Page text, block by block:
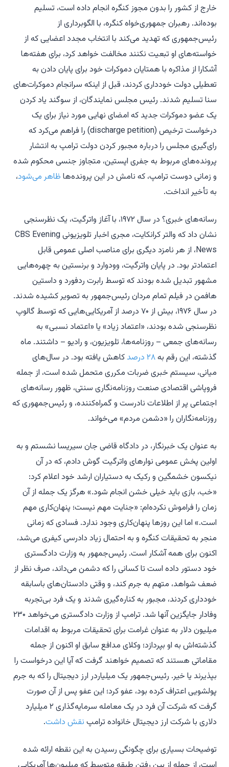
خارج از کشور را بدون مجوز کنگره انجام داده است، تسلیم
بوده‌اند. رهبران جمهوری‌خواه کنگره، با الگوبرداری از
رئیس‌جمهوری که تهدید می‌کند با انتخاب مجدد اعضایی که از
خواسته‌های او تبعیت نکنند مخالفت خواهد کرد، برای هفته‌ها
آشکارا از مذاکره با همتایان دموکرات خود برای پایان دادن به
تعطیلی دولت خودداری کردند، قبل از اینکه سرانجام دموکرات‌های
سنا تسلیم شدند. رئیس مجلس نمایندگان، از سوگند یاد کردن
یک عضو دموکرات جدید که امضای نهایی مورد نیاز برای یک
درخواست ترخیص (discharge petition) را فراهم می‌کرد که
رای‌گیری مجلس را درباره مجبور کردن دولت ترامپ به انتشار
پرونده‌های مربوط به جفری اپستین، متجاوز جنسی محکوم شده
و زمانی دوست ترامپ، که نامش در این پرونده‌ها ظاهر می‌شود،
به تأخیر انداخت.
رسانه‌های خبری؟ در سال ۱۹۷۲، با آغاز واترگیت، یک نظرسنجی
نشان داد که والتر کرانکایت، مجری اخبار تلویزیونیCBS Evening
News، از هر نامزد دیگری برای مناصب اصلی عمومی قابل
اعتمادتر بود. در پایان واترگیت، وودوارد و برنستین به چهره‌هایی
مشهور تبدیل شده بودند که توسط رابرت ردفورد و داستین
هافمن در فیلم تمام مردان رئیس‌جمهور به تصویر کشیده شدند.
در سال ۱۹۷۶، بیش از ۷۰ درصد از آمریکایی‌هایی که توسط گالوپ
نظرسنجی شده بودند، «اعتماد زیاد» یا «اعتماد نسبی» به
رسانه‌های جمعی – روزنامه‌ها، تلویزیون، و رادیو – داشتند. ماه
گذشته، این رقم به۲۸ درصد
کاهش یافته بود. در سال‌های
میانی، سیستم خبری ضربات مکرری متحمل شده است، از جمله
فروپاشی اقتصادی صنعت روزنامه‌نگاری سنتی، ظهور رسانه‌های
اجتماعی پر از اطلاعات نادرست و گمراه‌کننده، و رئیس‌جمهوری که
روزنامه‌نگاران را «دشمن مردم» می‌خواند.
به عنوان یک خبرنگار، در دادگاه قاضی جان سیریسا نشستم و به
اولین پخش عمومی نوارهای واترگیت گوش دادم، که در آن
نیکسون خشمگین و رکیک به دستیاران ارشد خود اعلام کرد:
«خب، بازی باید خیلی خشن انجام شود.» هرگز یک جمله از آن
زمان را فراموش نکرده‌ام: «جنایت مهم نیست؛ پنهان‌کاری مهم
است.» اما این روزها پنهان‌کاری وجود ندارد. فسادی که زمانی
منجر به تحقیقات کنگره و به احتمال زیاد دادرسی کیفری می‌شد،
اکنون برای همه آشکار است. رئیس‌جمهور به وزارت دادگستری
خود دستور داده است تا کسانی را که دشمن می‌داند، صرف نظر از
ضعف شواهد، متهم به جرم کند، و وقتی دادستان‌های باسابقه
خودداری کردند، مجبور به کناره‌گیری شدند و یک فرد بی‌تجربه
وفادار جایگزین آنها شد. ترامپ از وزارت دادگستری می‌خواهد ۲۳۰
میلیون دلار به عنوان غرامت برای تحقیقات مربوط به اقدامات
گذشته‌اش به او بپردازد؛ وکلای مدافع سابق او اکنون از جمله
مقاماتی هستند که تصمیم خواهند گرفت که آیا این درخواست را
بپذیرند یا خیر. رئیس‌جمهور یک میلیاردر ارز دیجیتال را که به جرم
پولشویی اعتراف کرده بود، عفو کرد؛ این عفو پس از آن صورت
گرفت که شرکت آن فرد در یک معامله سرمایه‌گذاری ۲ میلیارد
دلاری با شرکت ارز دیجیتال خانواده ترامپ نقش داشت.
توضیحات بسیاری برای چگونگی رسیدن به این نقطه ارائه شده